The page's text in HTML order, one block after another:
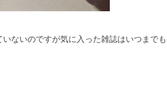
ないのですが気に入った雑誌はいつまで